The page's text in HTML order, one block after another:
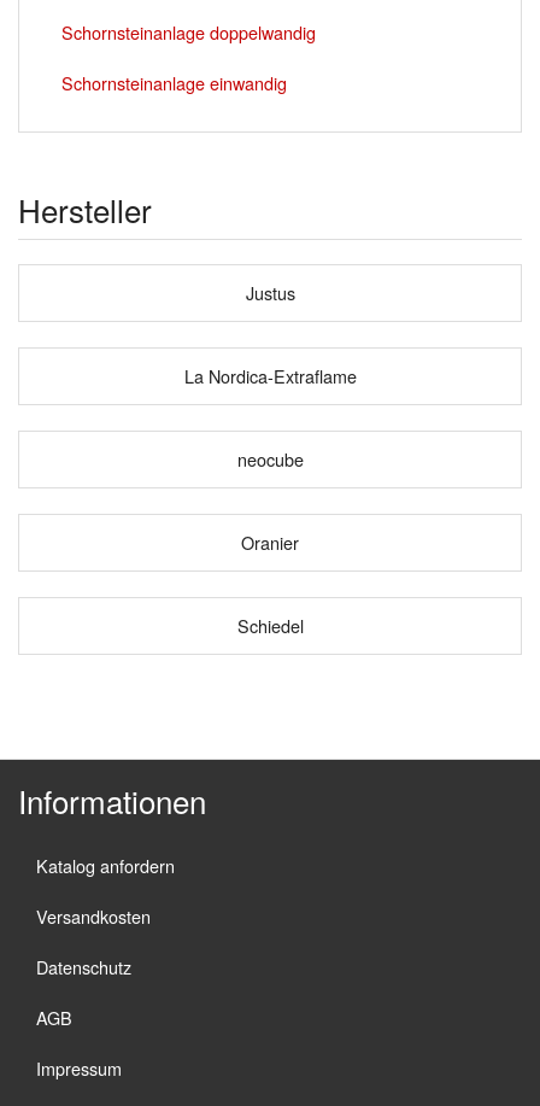
Schornsteinanlage doppelwandig
Schornsteinanlage einwandig
Hersteller
Justus
La Nordica-Extraflame
neocube
Oranier
Schiedel
Informationen
Katalog anfordern
Versandkosten
Datenschutz
AGB
Impressum